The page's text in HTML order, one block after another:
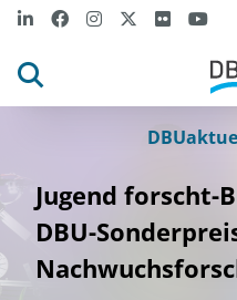
Jugend forscht-
DBU-